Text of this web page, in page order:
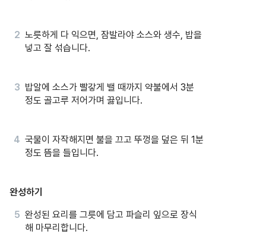
노릇하게 다 익으면, 잠발라야 소스와 생수, 밥을
넣고 잘 섞습니다.
밥알에 소스가 빨갛게 밸 때까지 약불에서 3분
정도 골고루 저어가며 끓입니다.
국물이 자작해지면 불을 끄고 뚜껑을 덮은 뒤 1분
정도 뜸을 들입니다.
완성하기
완성된 요리를 그릇에 담고 파슬리 잎으로 장식
해 마무리합니다.